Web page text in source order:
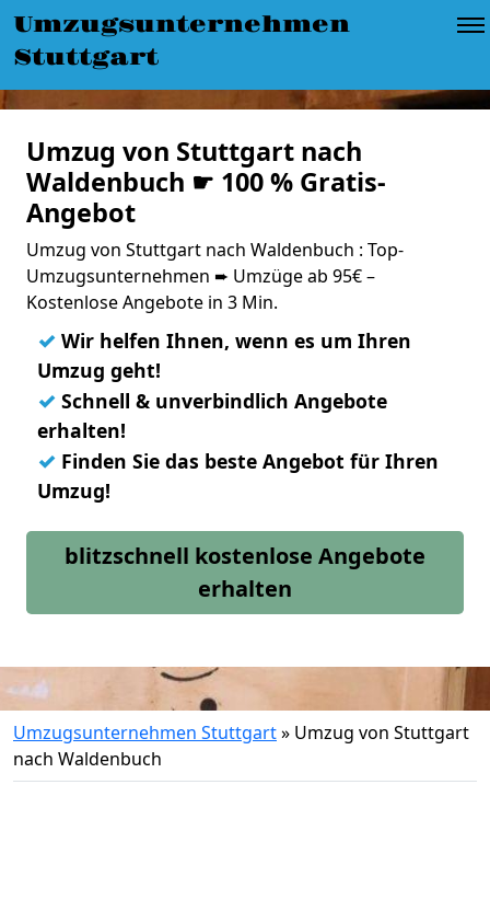
Umzugsunternehmen
Stuttgart
Umzug von Stuttgart nach
Waldenbuch ☛ 100 % Gratis-
Angebot
Umzug von Stuttgart nach Waldenbuch : Top-
Umzugsunternehmen ➨ Umzüge ab 95€ –
Kostenlose Angebote in 3 Min.
✓ Wir helfen Ihnen, wenn es um Ihren
Umzug geht!
✓ Schnell & unverbindlich Angebote
erhalten!
✓ Finden Sie das beste Angebot für Ihren
Umzug!
blitzschnell kostenlose Angebote
erhalten
Umzugsunternehmen Stuttgart» Umzug von Stuttgart
nach Waldenbuch